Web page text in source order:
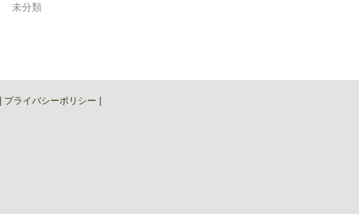
未分類
プライバシーポリシー